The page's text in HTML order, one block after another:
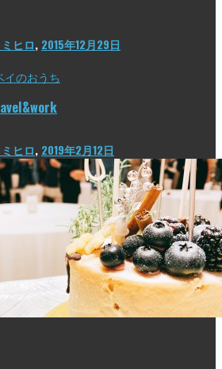
ヒロ, 2015年12月29日
ヒロ, 2019年2月12日